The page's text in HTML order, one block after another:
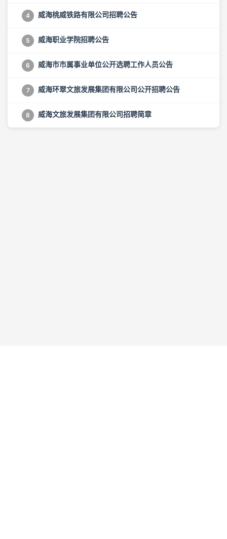
4 威海桃威铁路有限公司招聘公告
5 威海职业学院招聘公告
6 威海市市属事业单位公开选聘工作人员公告
7 威海环翠文旅发展集团有限公司公开招聘公告
8 威海文旅发展集团有限公司招聘简章